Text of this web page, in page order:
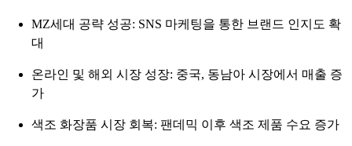
MZ세대 공략 성공: SNS 마케팅을 통한 브랜드 인지도 확
대
온라인 및 해외 시장 성장: 중국, 동남아 시장에서 매출 증
가
색조 화장품 시장 회복: 팬데믹 이후 색조 제품 수요 증가